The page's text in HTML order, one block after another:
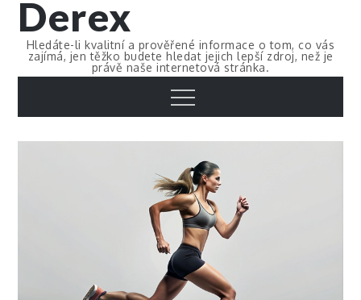
Skip
content
Derex
Hledáte-li kvalitní a prověřené informace o tom, co vás
zajímá, jen těžko budete hledat jejich lepší zdroj, než je
právě naše internetová stránka.
Menu